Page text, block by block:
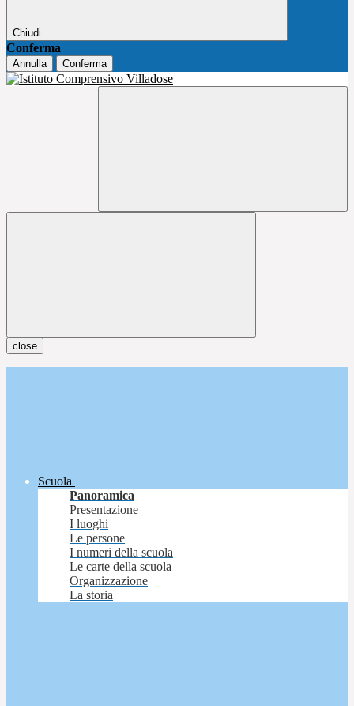
Chiudi
Conferma
Annulla Conferma
close
Scuola
Panoramica
Presentazione
I luoghi
Le persone
I numeri della scuola
Le carte della scuola
Organizzazione
La storia